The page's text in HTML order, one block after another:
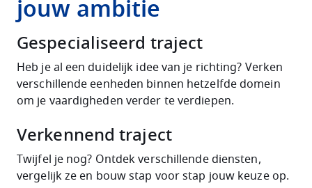
jouw ambitie
Gespecialiseerd traject
Heb je al een duidelijk idee van je richting? Verken
verschillende eenheden binnen hetzelfde domein
om je vaardigheden verder te verdiepen.
Verkennend traject
Twijfel je nog? Ontdek verschillende diensten,
vergelijk ze en bouw stap voor stap jouw keuze op.